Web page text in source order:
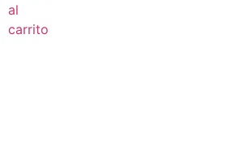
al
carrito